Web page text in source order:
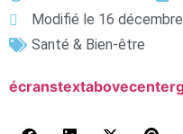
Modifié le 16
Santé & Bien-être
écrans